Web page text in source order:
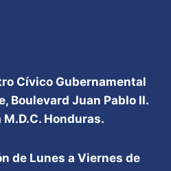
Cívico Gubernamental
Boulevard Juan Pablo II.
Honduras.
de Lunes a Viernes de